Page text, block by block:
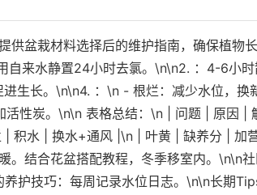
供盆栽材料选择后的维护指南，确保植物
自来水静置24小时去氯。\n\n2. ：4-6小
生长。\n\n4. ：\n - 根烂：减少水位，换
性炭。\n\n 表格总结：\n | 问题 | 原因 |
| 换水+通风 |\n | 叶黄 | 缺养分 | 加
结合花盆搭配教程，冬季移室内。\n\n
护技巧：每周记录水位日志。\n\n长期Tips